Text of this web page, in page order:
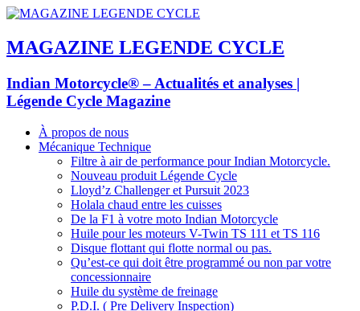
MAGAZINE LEGENDE CYCLE
Indian Motorcycle® – Actualités et analyses |
Légende Cycle Magazine
À propos de nous
Mécanique Technique
Filtre à air de performance pour Indian Motorcycle.
Nouveau produit Légende Cycle
Lloyd’z Challenger et Pursuit 2023
Holala chaud entre les cuisses
De la F1 à votre moto Indian Motorcycle
Huile pour les moteurs V-Twin TS 111 et TS 116
Disque flottant qui flotte normal ou pas.
Qu’est-ce qui doit être programmé ou non par votre
concessionnaire
Huile du système de freinage
P.D.I. ( Pre Delivery Inspection)